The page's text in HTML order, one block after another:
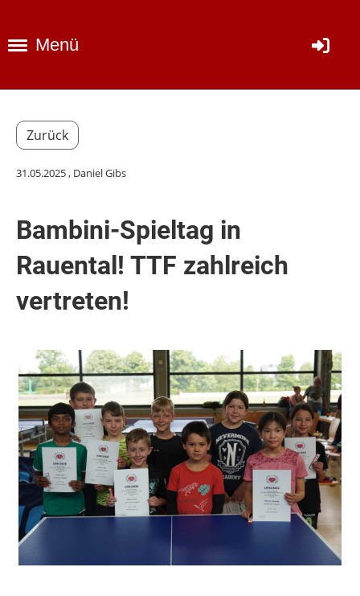
Menü
Zurück
31.05.2025, Daniel Gibs
Bambini-Spieltag in
Rauental! TTF zahlreich
vertreten!